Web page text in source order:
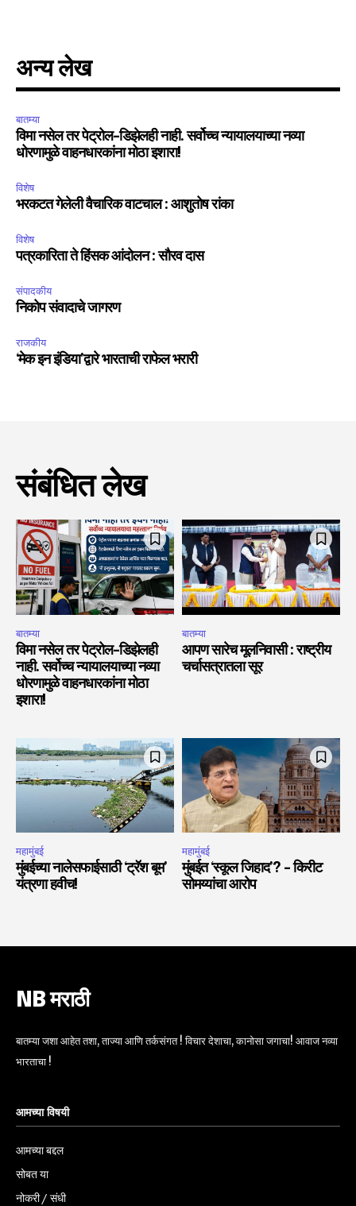
अन्य लेख
बातम्या
विमा नसेल तर पेट्रोल-डिझेलही नाही. सर्वोच्च न्यायालयाच्या नव्या
धोरणामुळे वाहनधारकांना मोठा इशारा!
विशेष
भरकटत गेलेली वैचारिक वाटचाल : आशुतोष रांका
विशेष
पत्रकारिता ते हिंसक आंदोलन : सौरव दास
संपादकीय
निकोप संवादाचे जागरण
राजकीय
‘मेक इन इंडिया’द्वारे भारताची राफेल भरारी
संबंधित लेख
बातम्या
विमा नसेल तर पेट्रोल-डिझेलही
नाही. सर्वोच्च न्यायालयाच्या नव्या
धोरणामुळे वाहनधारकांना मोठा
इशारा!
बातम्या
आपण सारेच मूलनिवासी : राष्ट्रीय
चर्चासत्रातला सूर
महामुंबई
मुंबईच्या नालेसफाईसाठी ‘ट्रॅश बूम’
यंत्रणा हवीच!
महामुंबई
मुंबईत ‘स्कूल जिहाद’? – किरीट
सोमय्यांचा आरोप
NB मराठी
बातम्या जशा आहेत तशा, ताज्या आणि तर्कसंगत ! विचार देशाचा, कानोसा जगाचा! आवाज नव्या
भारताचा !
आमच्या विषयी
आमच्या बद्दल
सोबत या
नोकरी / संधी